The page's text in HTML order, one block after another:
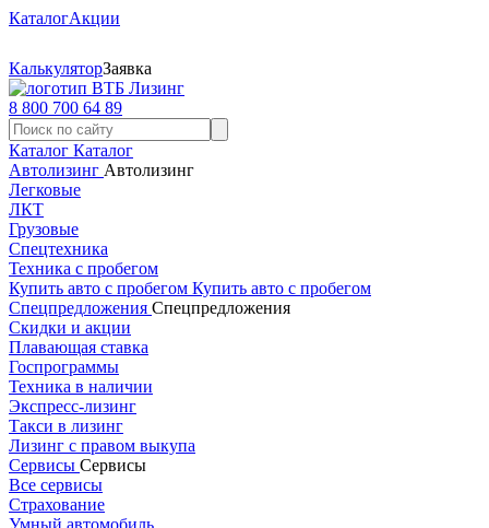
КаталогАкции
КалькуляторЗаявка
8 800 700 64 89
Каталог Каталог
Автолизинг Автолизинг
Легковые
ЛКТ
Грузовые
Спецтехника
Техника с пробегом
Купить авто с пробегом Купить авто с пробегом
Спецпредложения Спецпредложения
Скидки и акции
Плавающая ставка
Госпрограммы
Техника в наличии
Экспресс-лизинг
Такси в лизинг
Лизинг с правом выкупа
Сервисы Сервисы
Все сервисы
Страхование
Умный автомобиль